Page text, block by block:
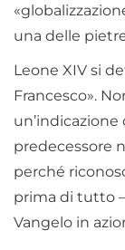
una delle
Leone XIV si
Francesco».
un’indicazione
predecessore
perché
prima di tutto
Vangelo in